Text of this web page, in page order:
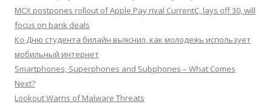
MCX postpones rollout of Apple Pay rival CurrentC, lays off 30, will
focus on bank deals
Ко Дню студента билайн выяснил, как молодежь использует
мобильный интернет
Smartphones, Superphones and Subphones – What Comes
Next?
Lookout Warns of Malware Threats